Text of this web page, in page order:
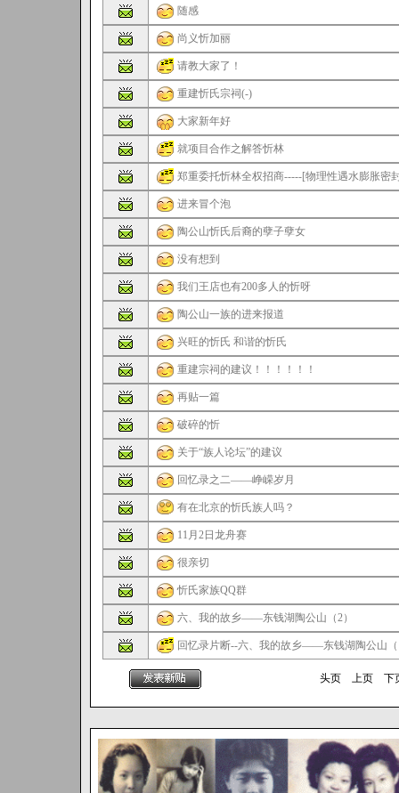
随感
尚义忻加丽
请教大家了！
重建忻氏宗祠(-)
大家新年好
就项目合作之解答忻林
郑重委托忻林全权招商-----[物理性遇水膨胀密
进来冒个泡
陶公山忻氏后裔的孽子孽女
没有想到
我们王店也有200多人的忻呀
陶公山一族的进来报道
兴旺的忻氏 和谐的忻氏
重建宗祠的建议！！！！！！
再贴一篇
破碎的忻
关于“族人论坛”的建议
回忆录之二——峥嵘岁月
有在北京的忻氏族人吗？
11月2日龙舟赛
很亲切
忻氏家族QQ群
六、我的故乡——东钱湖陶公山（2）
回忆录片断--六、我的故乡——东钱湖陶公山
头页 上页